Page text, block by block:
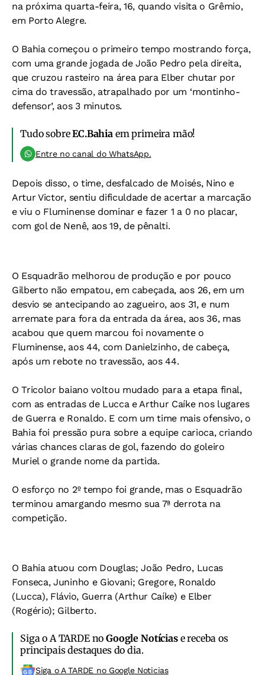
na próxima quarta-feira, 16, quando visita o Grêmio,
em Porto Alegre.
O Bahia começou o primeiro tempo mostrando força,
com uma grande jogada de João Pedro pela direita,
que cruzou rasteiro na área para Elber chutar por
cima do travessão, atrapalhado por um ‘montinho-
defensor’, aos 3 minutos.
Tudo sobreEC.Bahiaem primeira mão!
Entre no canal do WhatsApp.
Depois disso, o time, desfalcado de Moisés, Nino e
Artur Victor, sentiu dificuldade de acertar a marcação
e viu o Fluminense dominar e fazer 1 a 0 no placar,
com gol de Nenê, aos 19, de pênalti.
O Esquadrão melhorou de produção e por pouco
Gilberto não empatou, em cabeçada, aos 26, em um
desvio se antecipando ao zagueiro, aos 31, e num
arremate para fora da entrada da área, aos 36, mas
acabou que quem marcou foi novamente o
Fluminense, aos 44, com Danielzinho, de cabeça,
após um rebote no travessão, aos 44.
O Tricolor baiano voltou mudado para a etapa final,
com as entradas de Lucca e Arthur Caíke nos lugares
de Guerra e Ronaldo. E com um time mais ofensivo, o
Bahia foi pressão pura sobre a equipe carioca, criando
várias chances claras de gol, fazendo do goleiro
Muriel o grande nome da partida.
O esforço no 2º tempo foi grande, mas o Esquadrão
terminou amargando mesmo sua 7ª derrota na
competição.
O Bahia atuou com Douglas; João Pedro, Lucas
Fonseca, Juninho e Giovani; Gregore, Ronaldo
(Lucca), Flávio, Guerra (Arthur Caíke) e Elber
(Rogério); Gilberto.
Siga o A TARDE noGoogle Notíciase receba os
principais destaques do dia.
Siga o A TARDE no Google Noticias